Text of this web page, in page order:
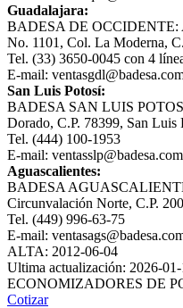
Guadalajara:
BADESA DE OCCIDENTE:
No. 1101, Col. La Moderna,
Tel. (33) 3650-0045 con 4
E-mail:
San Luis Potosí:
BADESA SAN LUIS
Dorado, C.P. 78399, San Luis
Tel. (444) 100-1953
E-mail:
Aguascalientes:
BADESA
Circunvalación Norte, C.P.
Tel. (449) 996-63-75
E-mail:
ALTA: 2012-06-04
Ultima actualización: 2026-01-
ECONOMIZADORES DE
Cotizar